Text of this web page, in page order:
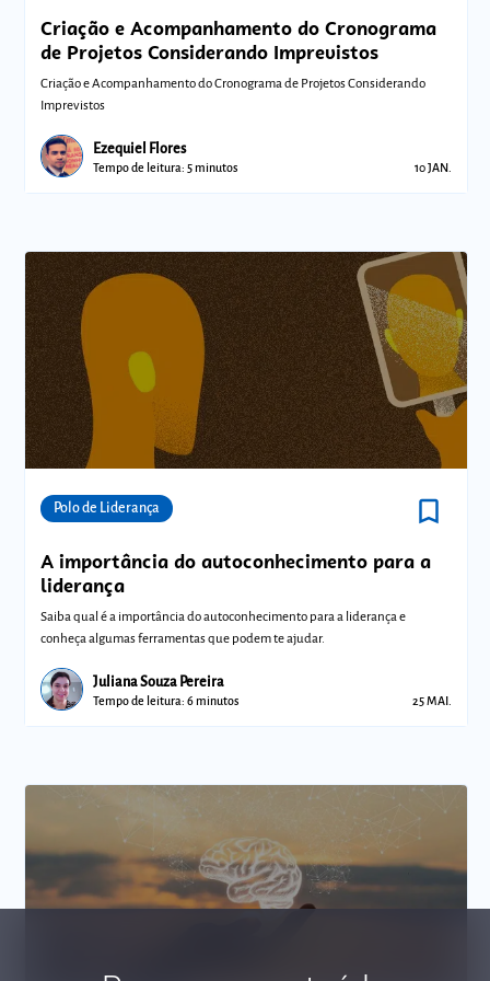
Criação e Acompanhamento do Cronograma
de Projetos Considerando Imprevistos
Criação e Acompanhamento do Cronograma de Projetos Considerando
Imprevistos
Ezequiel Flores
Tempo de leitura: 5 minutos 10 JAN.
Polo de Liderança bookmark_border
A importância do autoconhecimento para a
liderança
Saiba qual é a importância do autoconhecimento para a liderança e
conheça algumas ferramentas que podem te ajudar.
Juliana Souza Pereira
Tempo de leitura: 6 minutos 25 MAI.